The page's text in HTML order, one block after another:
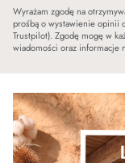
Wyrażam zgodę na
prośbą o wystawienie opinii
Trustpilot). Zgodę mogę w
wiadomości oraz informacje